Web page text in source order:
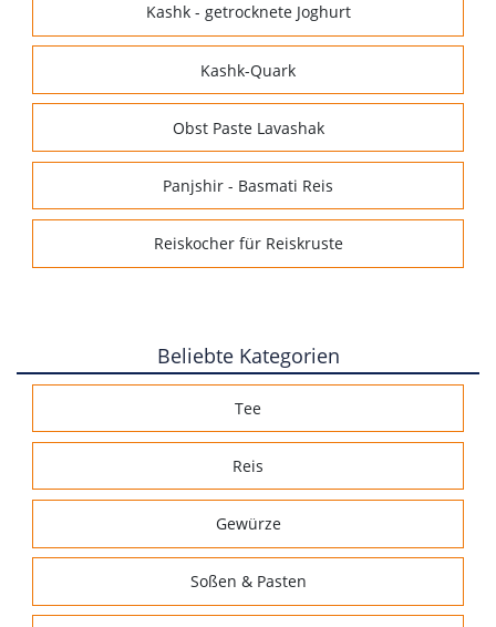
Kashk - getrocknete Joghurt
Kashk-Quark
Obst Paste Lavashak
Panjshir - Basmati Reis
Reiskocher für Reiskruste
Beliebte Kategorien
Tee
Reis
Gewürze
Soßen & Pasten